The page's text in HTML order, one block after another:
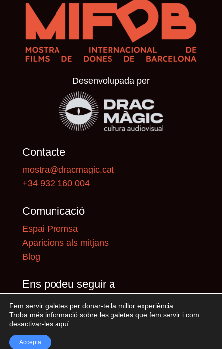
Desenvolupada per
Contacte
mostra@dracmagic.cat
+34 932 160 004
Comunicació
Espai Premsa
Aparicions als mitjans
Blog
Ens podeu seguir a
Fem servir galetes per donar-te la millor experiència.
Troba més informació sobre les galetes que fem servir i com
desactivar-les aquí
Accepta